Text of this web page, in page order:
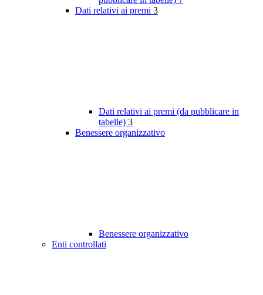
Dati relativi ai premi 3
Dati relativi ai premi (da pubblicare in
tabelle) 3
Benessere organizzativo
Benessere organizzativo
Enti controllati